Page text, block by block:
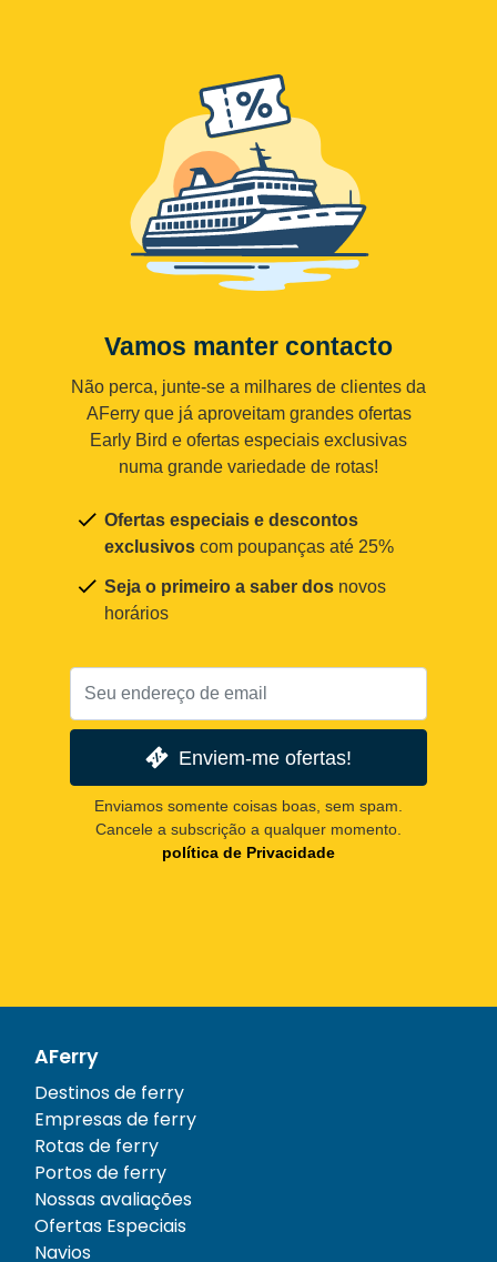
Vamos manter contacto
Não perca, junte-se a milhares de clientes da
AFerry que já aproveitam grandes ofertas
Early Bird e ofertas especiais exclusivas
numa grande variedade de rotas!
Ofertas especiais e descontos
exclusivos com poupanças até 25%
Seja o primeiro a saber dos novos
horários
Enviem-me ofertas!
Enviamos somente coisas boas, sem spam.
Cancele a subscrição a qualquer momento.
política de Privacidade
AFerry
Destinos de ferry
Empresas de ferry
Rotas de ferry
Portos de ferry
Nossas avaliações
Ofertas Especiais
Navios